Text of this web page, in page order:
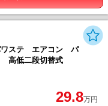
ワステ エアコン パ
高低二段切替式
29.8万円